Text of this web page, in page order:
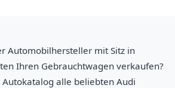
Automobilhersteller mit Sitz in
Ihren Gebrauchtwagen verkaufen?
alle beliebten Audi